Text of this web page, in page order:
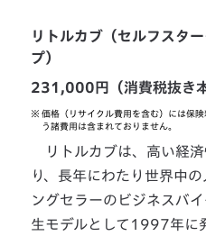
リトルカブ（セルフスタ
プ）
231,000円（消費税抜き
※ 価格（リサイクル費用を含む）には保
う諸費用は含まれておりません。
リトルカブは、高い経済
り、長年にわたり世界中
ングセラーのビジネスバ
生モデルとして1997年に